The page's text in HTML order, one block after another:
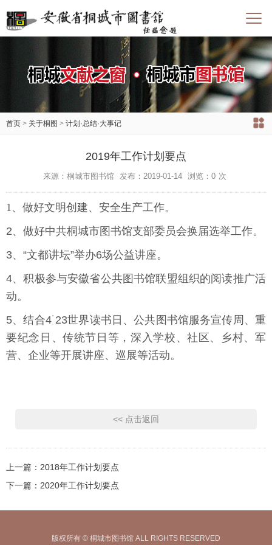
首页 > 关于桐图 > 计划·总结·大事记
2019年工作计划要点
来源：桐城市图书馆 发布：2019-01-14 浏览： 0 次
1、 做好文明创建、安全生产工作。
2、做好中共桐城市图书馆支部委员会换届选举工作。
3、“文都讲坛”举办6场公益讲座。
4、积极参与安徽省公共图书馆联盟组织的阅读推广活
动。
5、结合4˙23世界读书日、公共图书馆服务宣传周、重
要纪念日、传统节日等，深入学校、社区、乡村、军
营、企业等开展讲座、巡展等活动。
<< 点击返回
上一篇： 2018年工作计划要点
下一篇： 2020年工作计划要点
版权所有 © 桐城市图书馆 ALL RIGHTS RESERVED